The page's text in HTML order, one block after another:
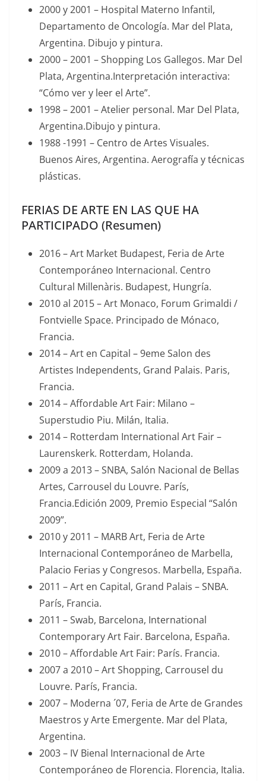
2000 y 2001 – Hospital Materno Infantil,
Departamento de Oncología. Mar del Plata,
Argentina. Dibujo y pintura.
2000 – 2001 – Shopping Los Gallegos. Mar Del
Plata, Argentina.Interpretación interactiva:
“Cómo ver y leer el Arte”.
1998 – 2001 – Atelier personal. Mar Del Plata,
Argentina.Dibujo y pintura.
1988 -1991 – Centro de Artes Visuales.
Buenos Aires, Argentina. Aerografía y técnicas
plásticas.
FERIAS DE ARTE EN LAS QUE HA
PARTICIPADO (Resumen)
2016 – Art Market Budapest, Feria de Arte
Contemporáneo Internacional. Centro
Cultural Millenàris. Budapest, Hungría.
2010 al 2015 – Art Monaco, Forum Grimaldi /
Fontvielle Space. Principado de Mónaco,
Francia.
2014 – Art en Capital – 9eme Salon des
Artistes Independents, Grand Palais. Paris,
Francia.
2014 – Affordable Art Fair: Milano –
Superstudio Piu. Milán, Italia.
2014 – Rotterdam International Art Fair –
Laurenskerk. Rotterdam, Holanda.
2009 a 2013 – SNBA, Salón Nacional de Bellas
Artes, Carrousel du Louvre. París,
Francia.Edición 2009, Premio Especial “Salón
2009”.
2010 y 2011 – MARB Art, Feria de Arte
Internacional Contemporáneo de Marbella,
Palacio Ferias y Congresos. Marbella, España.
2011 – Art en Capital, Grand Palais – SNBA.
París, Francia.
2011 – Swab, Barcelona, International
Contemporary Art Fair. Barcelona, España.
2010 – Affordable Art Fair: París. Francia.
2007 a 2010 – Art Shopping, Carrousel du
Louvre. París, Francia.
2007 – Moderna ´07, Feria de Arte de Grandes
Maestros y Arte Emergente. Mar del Plata,
Argentina.
2003 – IV Bienal Internacional de Arte
Contemporáneo de Florencia. Florencia, Italia.